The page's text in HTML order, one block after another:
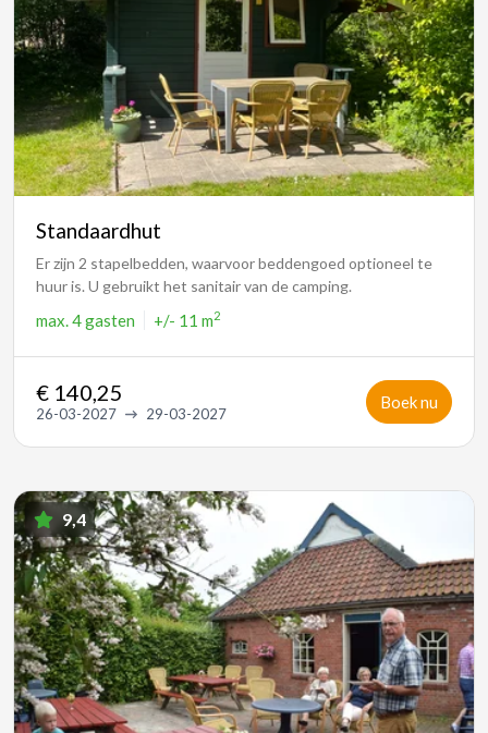
Standaardhut
Er zijn 2 stapelbedden, waarvoor beddengoed optioneel te
huur is. U gebruikt het sanitair van de camping.
max.4 gasten +/- 11 m2
€ 140,25
26-03-2027 29-03-2027
Boek nu
9,4